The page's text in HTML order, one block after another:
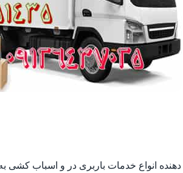
دهنده انواع خدمات باربری در و اسباب کشی